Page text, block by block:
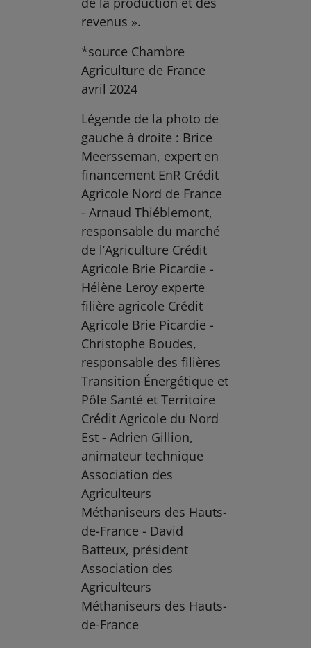
revenus ».
*source Chambre
Agriculture de France
avril 2024
Légende de la photo de
gauche à droite : Brice
Meersseman, expert en
financement EnR Crédit
Agricole Nord de France
- Arnaud Thiéblemont,
responsable du marché
de l’Agriculture Crédit
Agricole Brie Picardie -
Hélène Leroy experte
filière agricole Crédit
Agricole Brie Picardie -
Christophe Boudes,
responsable des filières
Transition Énergétique et
Pôle Santé et Territoire
Crédit Agricole du Nord
Est - Adrien Gillion,
animateur technique
Association des
Agriculteurs
Méthaniseurs des Hauts-
de-France - David
Batteux, président
Association des
Agriculteurs
Méthaniseurs des Hauts-
de-France